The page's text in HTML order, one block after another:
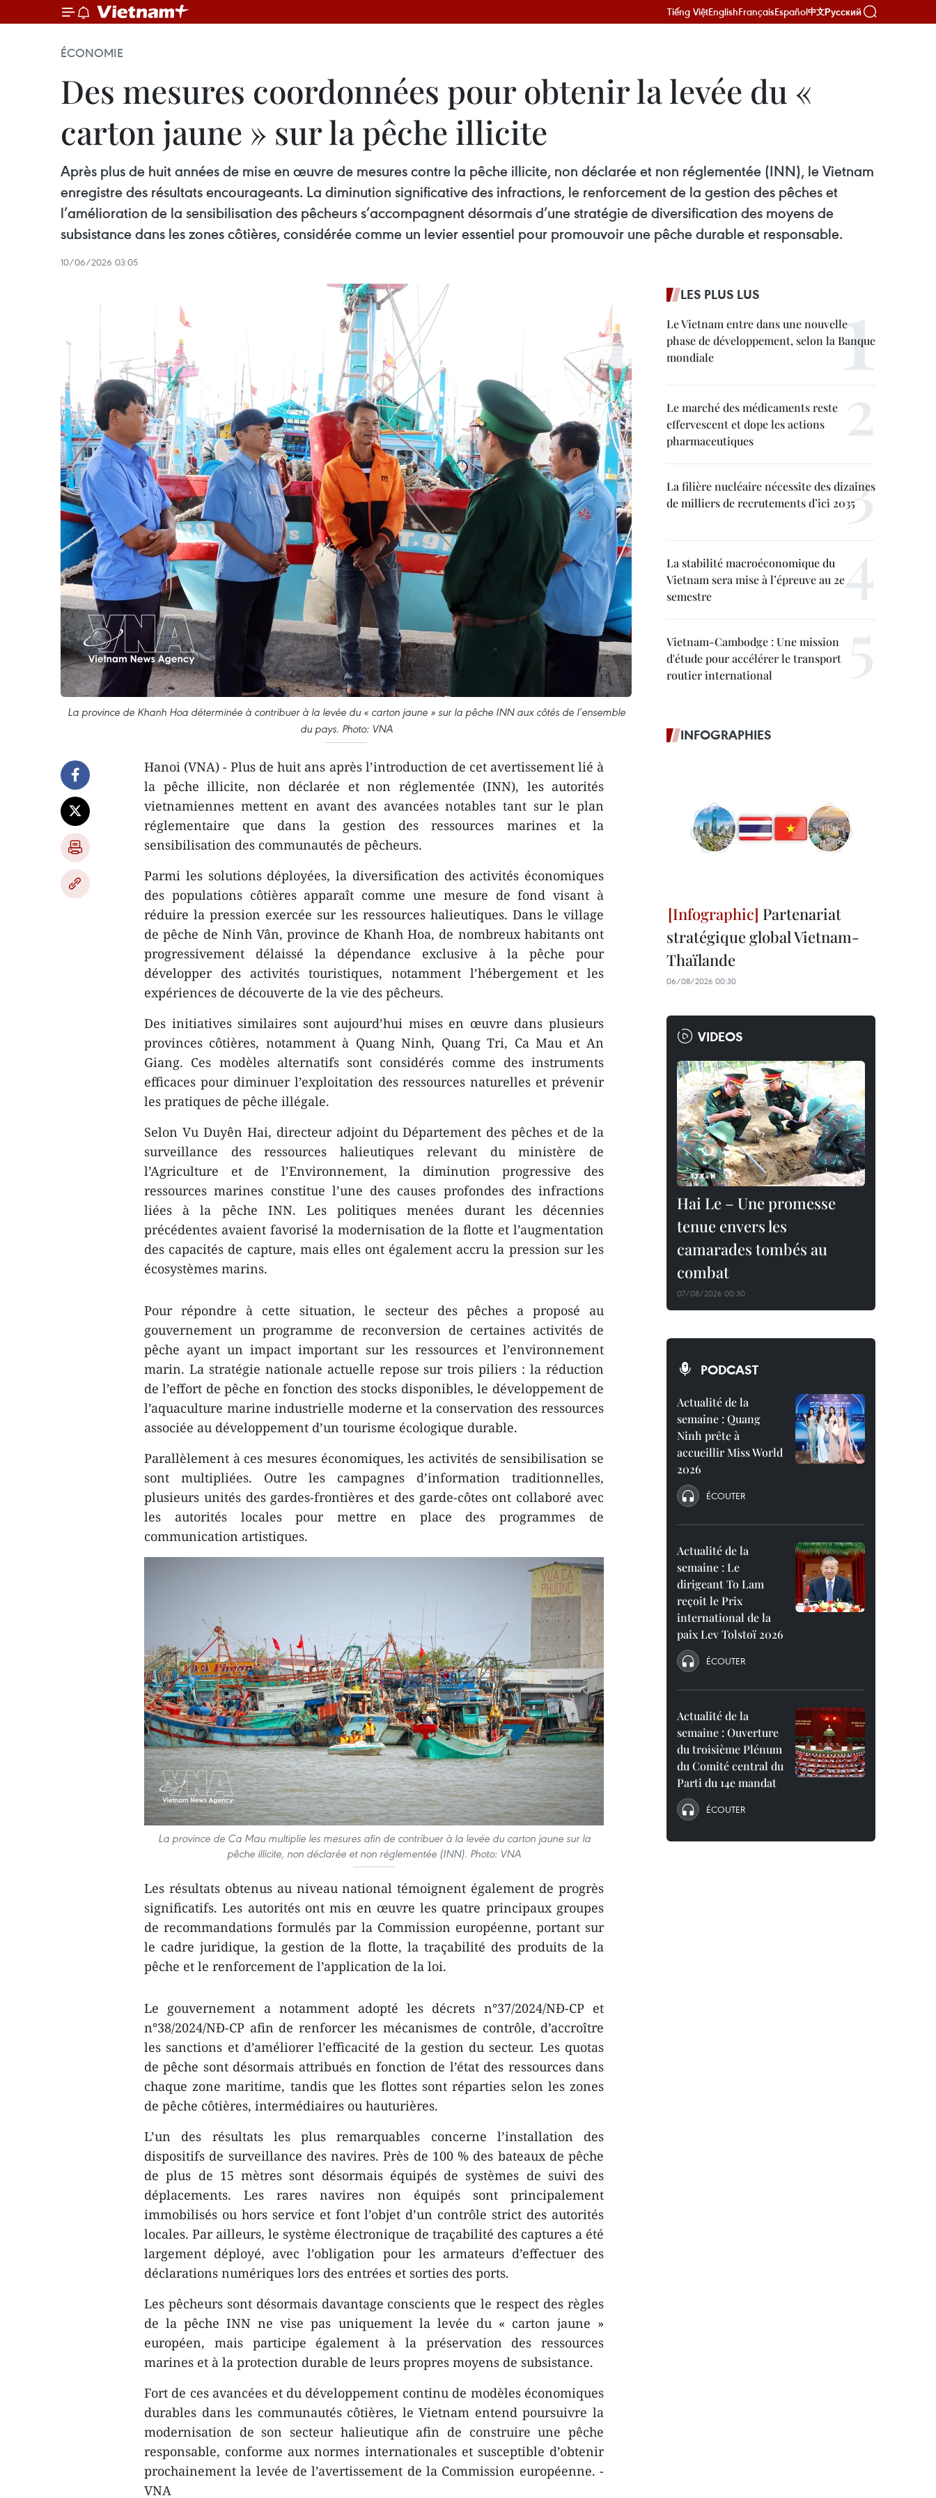
Tiếng ViệtEnglishFrançaisEspañol中文Русский
ÉCONOMIE
Des mesures coordonnées pour obtenir la levée du «
carton jaune » sur la pêche illicite
Après plus de huit années de mise en œuvre de mesures contre la pêche illicite, non déclarée et non réglementée (INN), le Vietnam
enregistre des résultats encourageants. La diminution significative des infractions, le renforcement de la gestion des pêches et
l’amélioration de la sensibilisation des pêcheurs s’accompagnent désormais d’une stratégie de diversification des moyens de
subsistance dans les zones côtières, considérée comme un levier essentiel pour promouvoir une pêche durable et responsable.
10/06/2026 03:05
La province de Khanh Hoa déterminée à contribuer à la levée du « carton jaune » sur la pêche INN aux côtés de l’ensemble
du pays. Photo: VNA
Hanoi (VNA) - Plus de huit ans après l’introduction de cet avertissement lié à
la pêche illicite, non déclarée et non réglementée (INN), les autorités
vietnamiennes mettent en avant des avancées notables tant sur le plan
réglementaire que dans la gestion des ressources marines et la
sensibilisation des communautés de pêcheurs.
Parmi les solutions déployées, la diversification des activités économiques
des populations côtières apparaît comme une mesure de fond visant à
réduire la pression exercée sur les ressources halieutiques. Dans le village
de pêche de Ninh Vân, province de Khanh Hoa, de nombreux habitants ont
progressivement délaissé la dépendance exclusive à la pêche pour
développer des activités touristiques, notamment l’hébergement et les
expériences de découverte de la vie des pêcheurs.
Des initiatives similaires sont aujourd’hui mises en œuvre dans plusieurs
provinces côtières, notamment à Quang Ninh, Quang Tri, Ca Mau et An
Giang. Ces modèles alternatifs sont considérés comme des instruments
efficaces pour diminuer l’exploitation des ressources naturelles et prévenir
les pratiques de pêche illégale.
Selon Vu Duyên Hai, directeur adjoint du Département des pêches et de la
surveillance des ressources halieutiques relevant du ministère de
l’Agriculture et de l’Environnement, la diminution progressive des
ressources marines constitue l’une des causes profondes des infractions
liées à la pêche INN. Les politiques menées durant les décennies
précédentes avaient favorisé la modernisation de la flotte et l’augmentation
des capacités de capture, mais elles ont également accru la pression sur les
écosystèmes marins.
Pour répondre à cette situation, le secteur des pêches a proposé au
gouvernement un programme de reconversion de certaines activités de
pêche ayant un impact important sur les ressources et l’environnement
marin. La stratégie nationale actuelle repose sur trois piliers : la réduction
de l’effort de pêche en fonction des stocks disponibles, le développement de
l’aquaculture marine industrielle moderne et la conservation des ressources
associée au développement d’un tourisme écologique durable.
Parallèlement à ces mesures économiques, les activités de sensibilisation se
sont multipliées. Outre les campagnes d’information traditionnelles,
plusieurs unités des gardes-frontières et des garde-côtes ont collaboré avec
les autorités locales pour mettre en place des programmes de
communication artistiques.
La province de Ca Mau multiplie les mesures afin de contribuer à la levée du carton jaune sur la
pêche illicite, non déclarée et non réglementée (INN). Photo: VNA
Les résultats obtenus au niveau national témoignent également de progrès
significatifs. Les autorités ont mis en œuvre les quatre principaux groupes
de recommandations formulés par la Commission européenne, portant sur
le cadre juridique, la gestion de la flotte, la traçabilité des produits de la
pêche et le renforcement de l’application de la loi.
Le gouvernement a notamment adopté les décrets n°37/2024/NĐ-CP et
n°38/2024/NĐ-CP afin de renforcer les mécanismes de contrôle, d’accroître
les sanctions et d’améliorer l’efficacité de la gestion du secteur. Les quotas
de pêche sont désormais attribués en fonction de l’état des ressources dans
chaque zone maritime, tandis que les flottes sont réparties selon les zones
de pêche côtières, intermédiaires ou hauturières.
L’un des résultats les plus remarquables concerne l’installation des
dispositifs de surveillance des navires. Près de 100 % des bateaux de pêche
de plus de 15 mètres sont désormais équipés de systèmes de suivi des
déplacements. Les rares navires non équipés sont principalement
immobilisés ou hors service et font l’objet d’un contrôle strict des autorités
locales. Par ailleurs, le système électronique de traçabilité des captures a été
largement déployé, avec l’obligation pour les armateurs d’effectuer des
déclarations numériques lors des entrées et sorties des ports.
Les pêcheurs sont désormais davantage conscients que le respect des règles
de la pêche INN ne vise pas uniquement la levée du « carton jaune »
européen, mais participe également à la préservation des ressources
marines et à la protection durable de leurs propres moyens de subsistance.
Fort de ces avancées et du développement continu de modèles économiques
durables dans les communautés côtières, le Vietnam entend poursuivre la
modernisation de son secteur halieutique afin de construire une pêche
responsable, conforme aux normes internationales et susceptible d’obtenir
prochainement la levée de l’avertissement de la Commission européenne. -
VNA
LES PLUS LUS
Le Vietnam entre dans une nouvelle
phase de développement, selon la Banque
mondiale
Le marché des médicaments reste
effervescent et dope les actions
pharmaceutiques
La filière nucléaire nécessite des dizaines
de milliers de recrutements d’ici 2035
La stabilité macroéconomique du
Vietnam sera mise à l’épreuve au 2e
semestre
Vietnam-Cambodge : Une mission
d'étude pour accélérer le transport
routier international
INFOGRAPHIES
Partenariat
stratégique global Vietnam-
Thaïlande
06/08/2026 00:30
VIDEOS
Hai Le – Une promesse
tenue envers les
camarades tombés au
combat
07/08/2026 00:30
PODCAST
Actualité de la
semaine : Quang
Ninh prête à
accueillir Miss World
2026
ÉCOUTER
Actualité de la
semaine : Le
dirigeant To Lam
reçoit le Prix
international de la
paix Lev Tolstoï 2026
ÉCOUTER
Actualité de la
semaine : Ouverture
du troisième Plénum
du Comité central du
Parti du 14e mandat
ÉCOUTER